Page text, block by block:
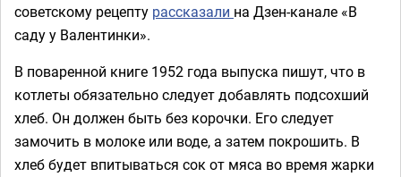
советскому рецепту рассказали на Дзен-канале «В
саду у Валентинки».
В поваренной книге 1952 года выпуска пишут, что в
котлеты обязательно следует добавлять подсохший
хлеб. Он должен быть без корочки. Его следует
замочить в молоке или воде, а затем покрошить. В
хлеб будет впитываться сок от мяса во время жарки